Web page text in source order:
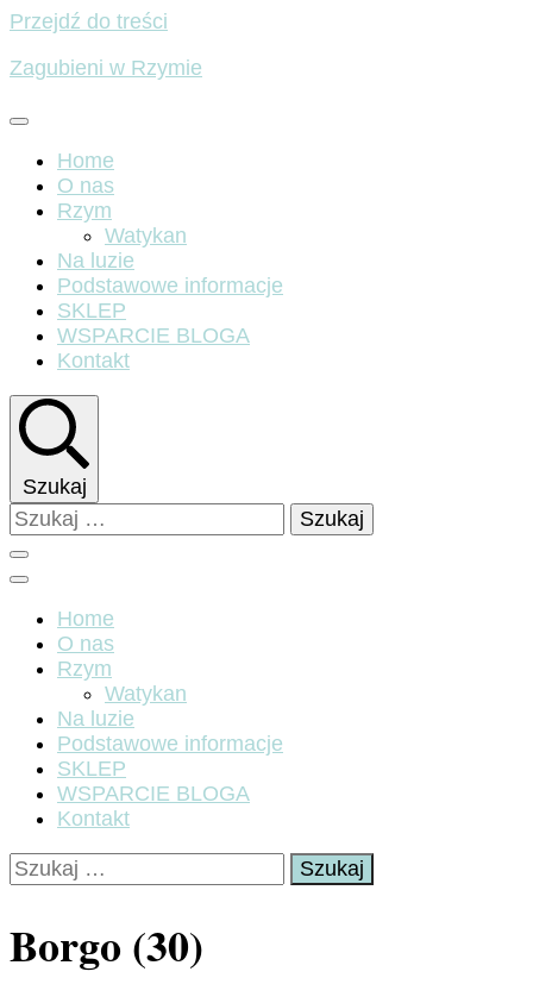
Przejdź do treści
Zagubieni w Rzymie
Home
O nas
Rzym
Watykan
Na luzie
Podstawowe informacje
SKLEP
WSPARCIE BLOGA
Kontakt
Szukaj
Szukaj:
Home
O nas
Rzym
Watykan
Na luzie
Podstawowe informacje
SKLEP
WSPARCIE BLOGA
Kontakt
Szukaj:
Borgo (30)